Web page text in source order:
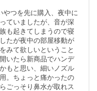
つを先に購入、夜中に
ていましたが、音が深
も起きてしまうので寝
たが夜中の部屋移動が
みて欲しいということ
いたら新商品でハンデ
もと思い、細いノズル
。ちょっと痛かったの
ごっそり鼻水が取れス